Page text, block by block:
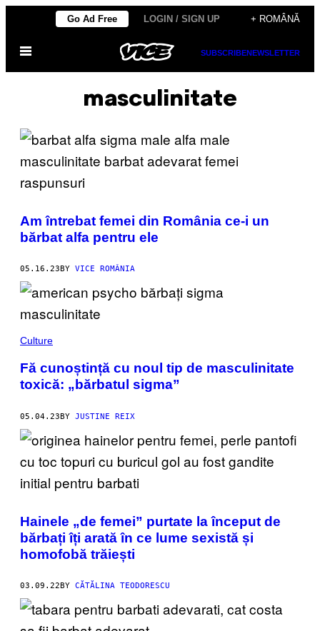
content
Go Ad Free LOGIN / SIGN UP + ROMÂNĂ
Open
SUBSCRIBENEWSLETTER
masculinitate
Am întrebat femei din România ce-i un
bărbat alfa pentru ele
05.16.23 BY VICE ROMÂNIA
Culture
Fă cunoștință cu noul tip de masculinitate
toxică: „bărbatul sigma”
05.04.23BY JUSTINE REIX
Hainele „de femei” purtate la început de
bărbați îți arată în ce lume sexistă și
homofobă trăiești
03.09.22 BY CĂTĂLINA TEODORESCU